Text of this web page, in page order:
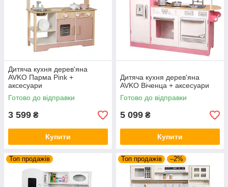
Дитяча кухня дерев'яна
AVKO Парма Pink +
аксесуари
Готово до відправки
3 599 ₴
Купити
Дитяча кухня дерев'яна
AVKO Віченца + аксесуари
Готово до відправки
5 099 ₴
Купити
Топ продажів Топ продажів –2%